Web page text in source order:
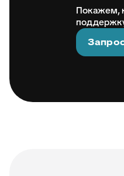
Покажем,